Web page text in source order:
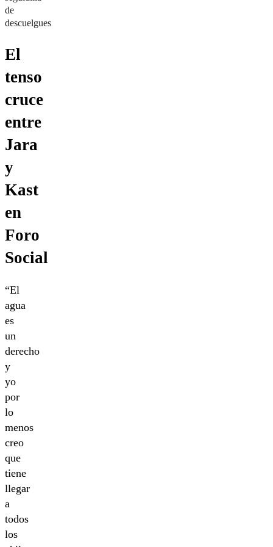
de
descuelgues
El
tenso
cruce
entre
Jara
y
Kast
en
Foro
Social
“El
agua
es
un
derecho
y
yo
por
lo
menos
creo
que
tiene
llegar
a
todos
los